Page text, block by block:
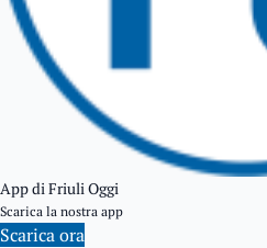
App di Friuli Oggi
Scarica la nostra app
Scarica ora